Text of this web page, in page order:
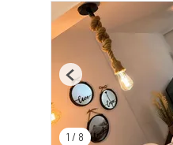
1 / 8
Previous